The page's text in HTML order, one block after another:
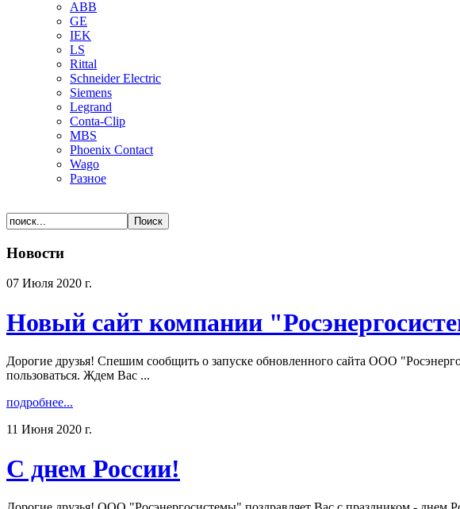
ABB
GE
IEK
LS
Rittal
Schneider Electric
Siemens
Legrand
Conta-Clip
MBS
Phoenix Contact
Wago
Разное
Новости
07 Июля 2020 г.
Новый сайт компании
Дорогие друзья! Спешим сообщить о запуске обновленного сайта ООО
пользоваться. Ждем Вас ...
подробнее...
11 Июня 2020 г.
С днем России!